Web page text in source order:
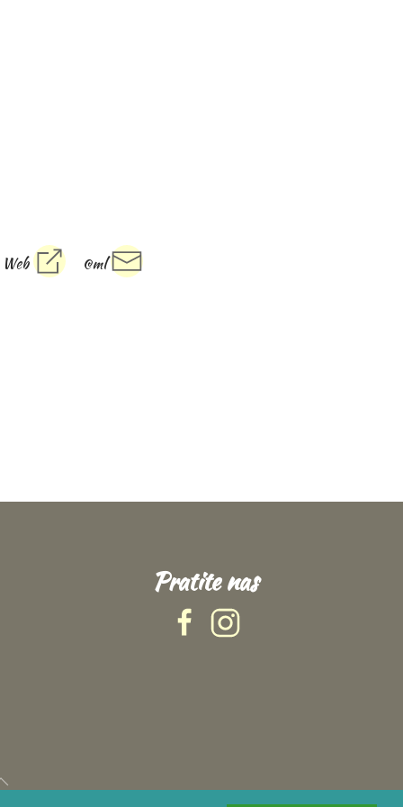
Web @ml
Pratite nas